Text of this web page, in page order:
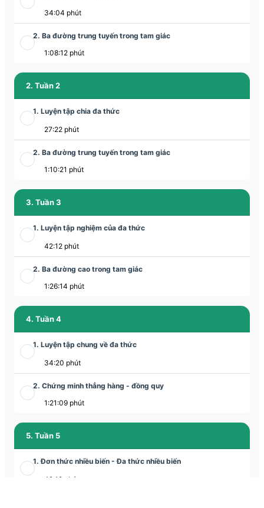
34:04 phút
2. Ba đường trung tuyến trong tam giác
1:08:12 phút
2. Tuần 2
1. Luyện tập chia đa thức
27:22 phút
2. Ba đường trung tuyến trong tam giác
1:10:21 phút
3. Tuần 3
1. Luyện tập nghiệm của đa thức
42:12 phút
2. Ba đường cao trong tam giác
1:26:14 phút
4. Tuần 4
1. Luyện tập chung về đa thức
34:20 phút
2. Chứng minh thẳng hàng - đồng quy
1:21:09 phút
5. Tuần 5
1. Đơn thức nhiều biến - Đa thức nhiều biến
49:18 phút